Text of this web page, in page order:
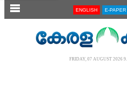
SECTIONS ENGLISH E-PAPER
FRIDAY, 07 AUGUST 2026